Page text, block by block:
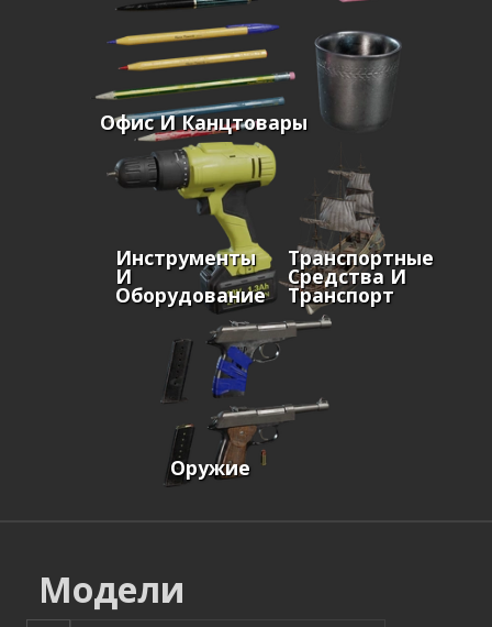
Офис И Канцтовары
Инструменты
И
Оборудование
Транспортные
Средства И
Транспорт
Оружие
Модели